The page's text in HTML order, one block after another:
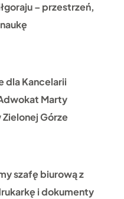
– przestrzeń,
dla Kancelarii
Marty
Górze
szafę biurową z
i dokumenty